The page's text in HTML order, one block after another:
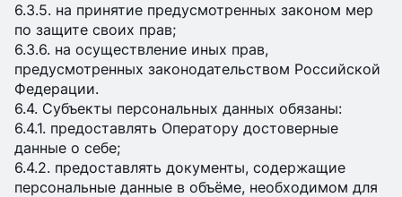
6.3.5. на принятие предусмотренных законом мер
по защите своих прав;
6.3.6. на осуществление иных прав,
предусмотренных законодательством Российской
Федерации.
6.4. Субъекты персональных данных обязаны:
6.4.1. предоставлять Оператору достоверные
данные о себе;
6.4.2. предоставлять документы, содержащие
персональные данные в объёме, необходимом для